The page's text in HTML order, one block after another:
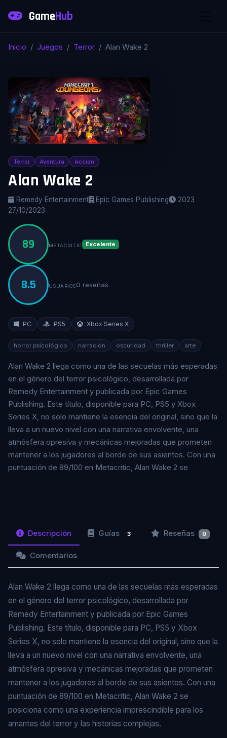
GameHub
Inicio Juegos Terror Alan Wake 2
Terror Aventura Acción
Alan Wake 2
Remedy Entertainment Epic Games Publishing
2023
27/10/2023
89 METACRITIC Excelente
8.5 USUARIOS0 reseñas
PC PS5 Xbox Series X
horror psicológico narración oscuridad thriller arte
Alan Wake 2 llega como una de las secuelas más esperadas
en el género del terror psicológico, desarrollada por
Remedy Entertainment y publicada por Epic Games
Publishing. Este título, disponible para PC, PS5 y Xbox
Series X, no solo mantiene la esencia del original, sino que la
lleva a un nuevo nivel con una narrativa envolvente, una
atmósfera opresiva y mecánicas mejoradas que prometen
mantener a los jugadores al borde de sus asientos. Con una
puntuación de 89/100 en Metacritic, Alan Wake 2 se
Descripción Guías 3 Reseñas 0
Comentarios
Alan Wake 2 llega como una de las secuelas más esperadas
en el género del terror psicológico, desarrollada por
Remedy Entertainment y publicada por Epic Games
Publishing. Este título, disponible para PC, PS5 y Xbox
Series X, no solo mantiene la esencia del original, sino que la
lleva a un nuevo nivel con una narrativa envolvente, una
atmósfera opresiva y mecánicas mejoradas que prometen
mantener a los jugadores al borde de sus asientos. Con una
puntuación de 89/100 en Metacritic, Alan Wake 2 se
posiciona como una experiencia imprescindible para los
amantes del terror y las historias complejas.